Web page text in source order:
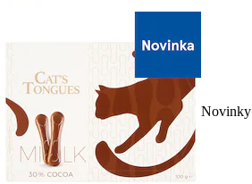
Novinky